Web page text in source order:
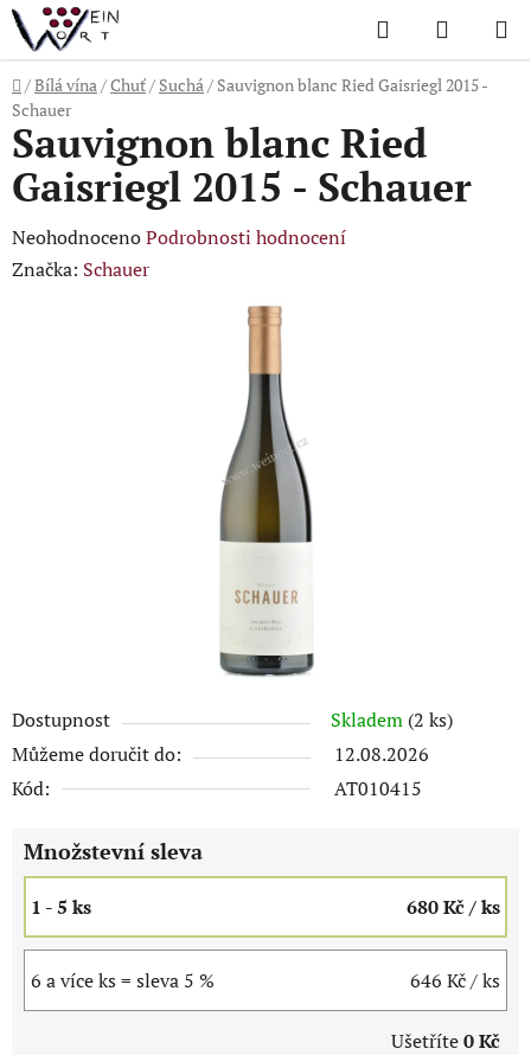
Přejít
na
obsah
Hledat
KOŠÍK
Domů
/Bílá vína/Chuť/ Suchá/ Sauvignon blanc Ried Gaisriegl 2015 -
Schauer
Dostupnost Skladem (2 ks)
Můžeme doručit do:
12.08.2026
Kód:
AT010415
Množstevní sleva
1 - 5 ks 680 Kč/ ks
6 a více ks = sleva 5 % 646 Kč/ ks
Ušetříte0 Kč
Sauvignon blanc Ried
Gaisriegl 2015 - Schauer
Průměrné
hodnocení
NeohodnocenoPodrobnosti hodnocení
Značka: Schauer